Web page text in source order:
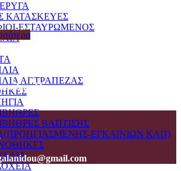
ΚΑΤΑΣΚΕΥΕΣ
ΕΣΤΑΥΡΩΜΕΝΟΣ
ΑΓ.ΤΡΑΠΕΖΑΣ
ΒΑΠΤΙΣΗΣ
ΕΓΚΑΙΝΙΩΝ ΚΛΠ)
Π.